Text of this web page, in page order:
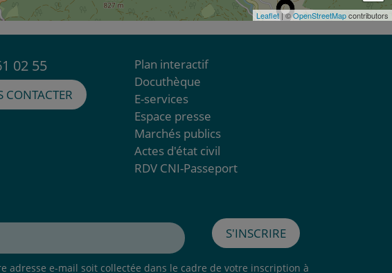
Leaflet| ©OpenStreetMapcontributors
02 55
CONTACTER
Plan interactif
Docuthèque
E-services
Espace presse
Marchés publics
Actes d'état civil
RDV CNI-Passeport
S'inscrire
adresse e-mail soit collectée dans le cadre de votre inscription à